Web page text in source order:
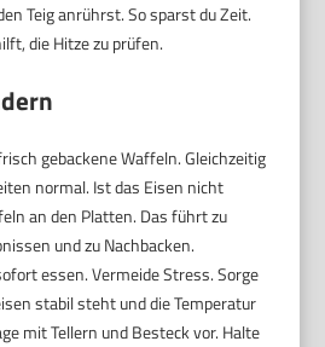
Teig anrührst. So sparst du Zeit.
die Hitze zu prüfen.
gebackene Waffeln. Gleichzeitig
normal. Ist das Eisen nicht
an den Platten. Das führt zu
und zu Nachbacken.
essen. Vermeide Stress. Sorge
stabil steht und die Temperatur
mit Tellern und Besteck vor. Halte